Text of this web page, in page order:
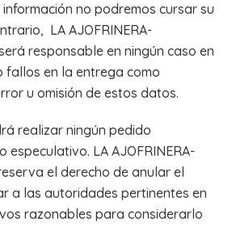
no podremos cursar su
LA AJOFRINERA-
será responsable en ningún caso en
fallos en la entrega como
u omisión de estos datos.
realizar ningún pedido
LA AJOFRINERA-
reserva el derecho de anular el
a las autoridades pertinentes en
razonables para considerarlo